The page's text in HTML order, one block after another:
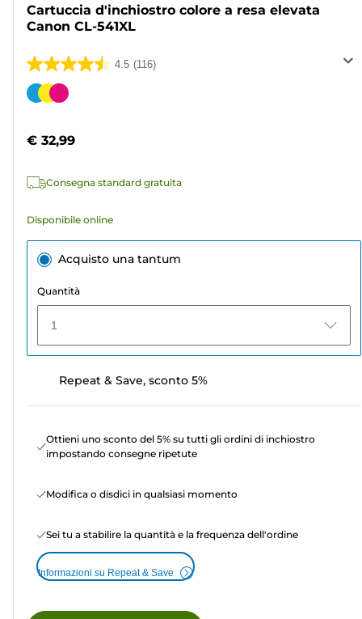
Cartuccia d'inchiostro colore a resa elevata
Canon CL-541XL
4.5 (116)
4.5
su
116
Cartuccia
colori
€ 32,99
Consegna standard gratuita
Disponibile online
Acquisto una tantum
Quantità
1
Repeat & Save, sconto 5%
Ottieni uno sconto del 5% su tutti gli ordini di inchiostro
impostando consegne ripetute
Modifica o disdici in qualsiasi momento
Sei tu a stabilire la quantità e la frequenza dell'ordine
Informazioni su Repeat & Save